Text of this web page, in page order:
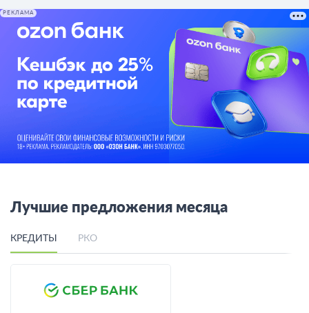
РЕКЛАМА
Лучшие предложения месяца
КРЕДИТЫ РКО